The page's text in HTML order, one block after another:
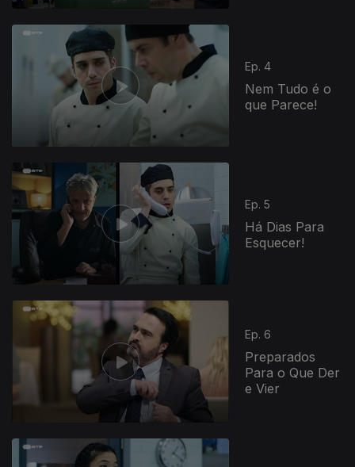
Ep. 4
Nem Tudo é o
que Parece!
Ep. 5
Há Dias Para
Esquecer!
Ep. 6
Preparados
Para o Que Der
e Vier